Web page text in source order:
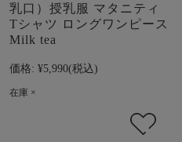
乳口）授乳服 マタニティ
Tシャツ ロングワンピース
Milk tea
価格: ¥5,990(税込)
在庫 ×